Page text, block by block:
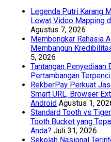
Legenda Putri Karang
Lewat Video Mapping
Agustus 7, 2026
Membongkar Rahasia
Membangun
5, 2026
Tantangan Penyediaan
Pertambangan Terpencil
RekberPay Perkuat
Smart URL, Browser
Android Agustus 1,
Standard Tooth vs
Tooth Bucket yang
Anda? Juli 31, 2026
Sekolah Nasional